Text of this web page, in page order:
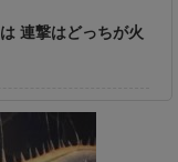
連撃はどっちが火